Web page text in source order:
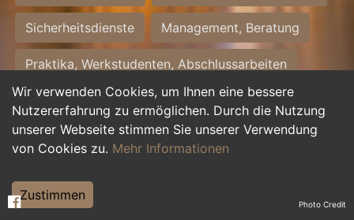
Wir verwenden Cookies, um Ihnen eine bessere
Nutzererfahrung zu ermöglichen. Durch die Nutzung
unserer Webseite stimmen Sie unserer Verwendung
von Cookies zu. Mehr Informationen
Zustimmen
Sicherheitsdienste Management, Beratung
Praktika, Werkstudenten, Abschlussarbeiten
Personalwesen Assistenz, Sekretariat
Hilfskräfte, Aushilfs- und Nebenjobs
Weiterbildung, Studium, duale Ausbildung Photo Credit